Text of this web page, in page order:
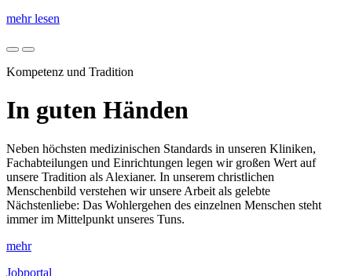
mehr lesen
Kompetenz und Tradition
In guten Händen
Neben höchsten medizinischen Standards in unseren Kliniken,
Fachabteilungen und Einrichtungen legen wir großen Wert auf
unsere Tradition als Alexianer. In unserem christlichen
Menschenbild verstehen wir unsere Arbeit als gelebte
Nächstenliebe: Das Wohlergehen des einzelnen Menschen steht
immer im Mittelpunkt unseres Tuns.
mehr
Jobportal